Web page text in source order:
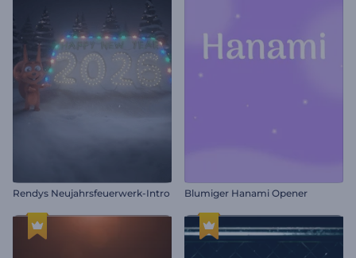
Rendys Neujahrsfeuerwerk-Intro Blumiger Hanami Opener